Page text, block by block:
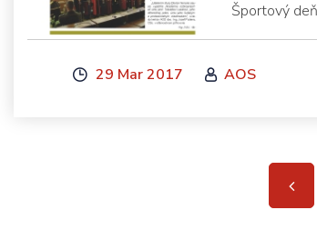
Športový
29 Mar 2017 AOS